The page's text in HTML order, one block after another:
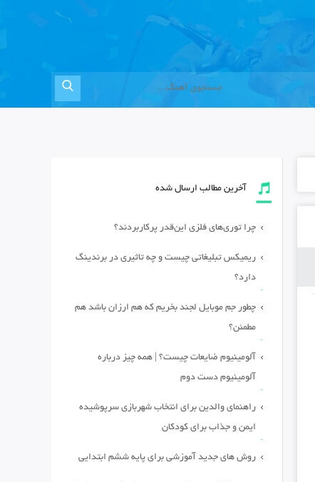
آخرین مطالب ارسال شده
چرا توری‌های فلزی این‌قدر پرکاربردند؟
ریمیکس تبلیغاتی چیست و چه تاثیری در برندینگ
دارد؟
چطور جم موبایل لجند بخریم که هم ارزان باشد هم
مطمئن؟
آلومینیوم ضایعات چیست؟ | همه چیز درباره
آلومینیوم دست دوم
راهنمای والدین برای انتخاب شهربازی سرپوشیده
ایمن و جذاب برای کودکان
روش های جدید آموزشی برای پایه ششم ابتدایی